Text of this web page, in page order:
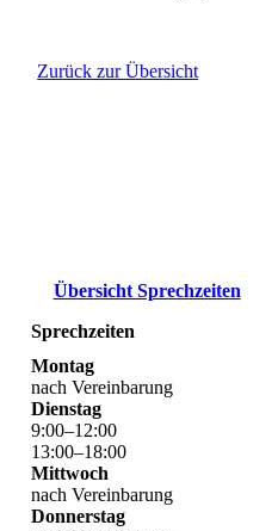
Zurück zur Übersicht
Übersicht Sprechzeiten
Sprechzeiten
Montag
nach Vereinbarung
Dienstag
9:00–12:00
13:00–18:00
Mittwoch
nach Vereinbarung
Donnerstag